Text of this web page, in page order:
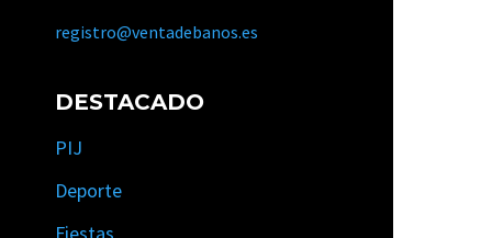
registro@ventadebanos.es
DESTACADO
PIJ
Deporte